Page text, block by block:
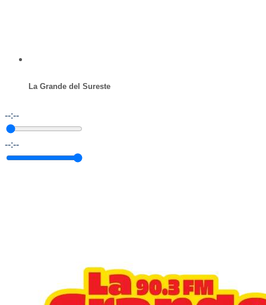
La Grande del Sureste
--:--
--:--